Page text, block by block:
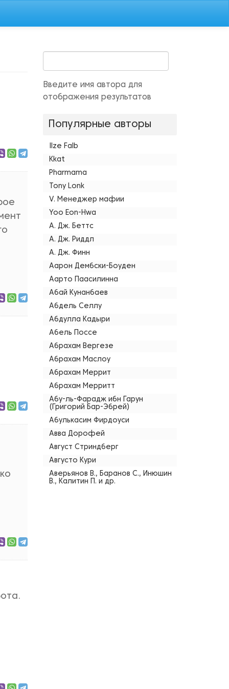
Введите имя автора для
отображения результатов
Популярные авторы
Ilze Falb
Kkat
Pharmama
Tony Lonk
V. Менеджер мафии
Yoo Eon-Hwa
А. Дж. Беттс
А. Дж. Риддл
А. Дж. Финн
Аарон Дембски-Боуден
Аарто Паасилинна
Абай Кунанбаев
Абдель Селлу
Абдулла Кадыри
Абель Поссе
Абрахам Вергезе
Абрахам Маслоу
Абрахам Меррит
Абрахам Мерритт
Абу-ль-Фарадж ибн Гарун
(Григорий Бар-Эбрей)
Абулькасим Фирдоуси
Авва Дорофей
Август Стриндберг
Августо Кури
Аверьянов В., Баранов С., Инюшин
В., Калитин П. и др.